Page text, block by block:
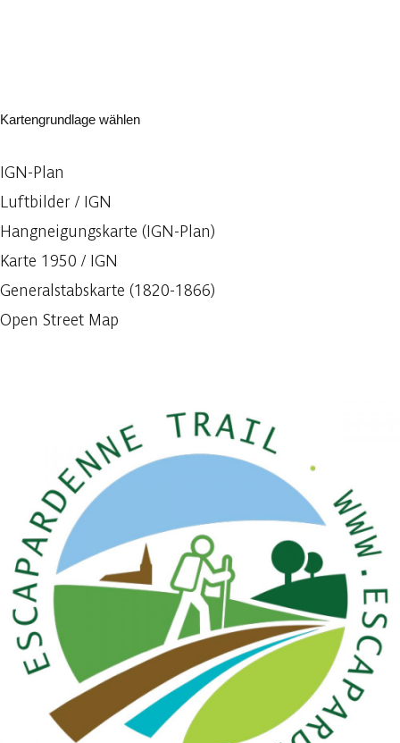
Kartengrundlage wählen
IGN-Plan
Luftbilder / IGN
Hangneigungskarte (IGN-Plan)
Karte 1950 / IGN
Generalstabskarte (1820-1866)
Open Street Map